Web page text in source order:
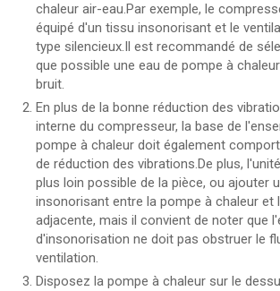
chaleur air-eau.Par exemple, le
équipé d'un tissu insonorisant et le
type silencieux.Il est recommandé de
que possible une eau de pompe à
bruit.
En plus de la bonne réduction des
interne du compresseur, la base de
pompe à chaleur doit également
de réduction des vibrations.De plus,
plus loin possible de la pièce, ou ajouter
insonorisant entre la pompe à chaleur et
adjacente, mais il convient de noter que
d'insonorisation ne doit pas obstruer le
ventilation.
Disposez la pompe à chaleur sur le